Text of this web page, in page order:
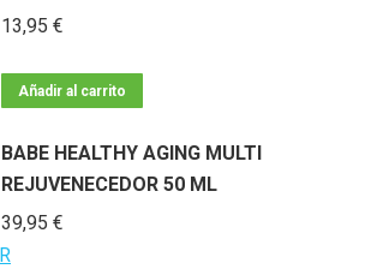
13,95 €
Añadir al carrito
BABE HEALTHY AGING MULTI
REJUVENECEDOR 50 ML
39,95 €